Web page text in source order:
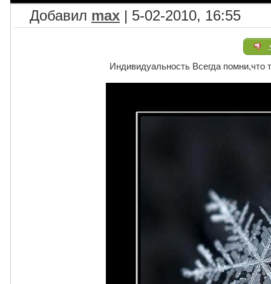
Добавил max | 5-02-2010, 16:55
Индивидуальность Всегда помни,что